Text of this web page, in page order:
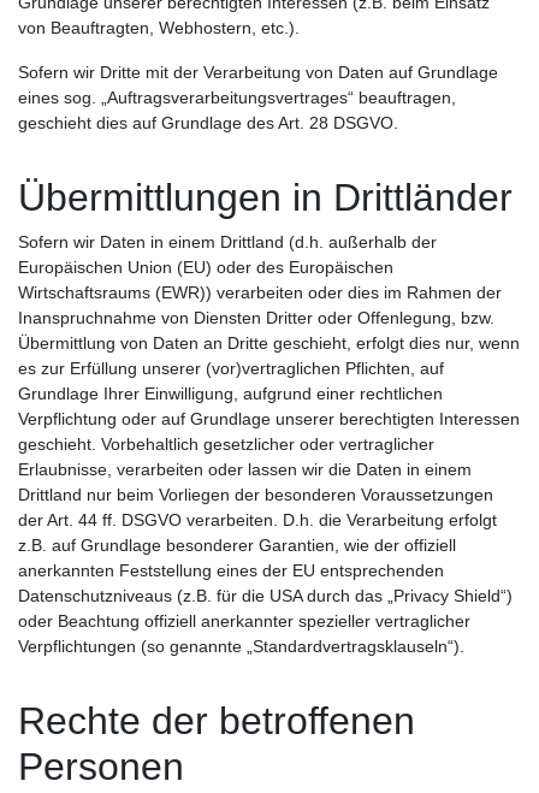
von Beauftragten, Webhostern, etc.).
Sofern wir Dritte mit der Verarbeitung von Daten auf Grundlage
eines sog. „Auftragsverarbeitungsvertrages“ beauftragen,
geschieht dies auf Grundlage des Art. 28 DSGVO.
Übermittlungen in Drittländer
Sofern wir Daten in einem Drittland (d.h. außerhalb der
Europäischen Union (EU) oder des Europäischen
Wirtschaftsraums (EWR)) verarbeiten oder dies im Rahmen der
Inanspruchnahme von Diensten Dritter oder Offenlegung, bzw.
Übermittlung von Daten an Dritte geschieht, erfolgt dies nur, wenn
es zur Erfüllung unserer (vor)vertraglichen Pflichten, auf
Grundlage Ihrer Einwilligung, aufgrund einer rechtlichen
Verpflichtung oder auf Grundlage unserer berechtigten Interessen
geschieht. Vorbehaltlich gesetzlicher oder vertraglicher
Erlaubnisse, verarbeiten oder lassen wir die Daten in einem
Drittland nur beim Vorliegen der besonderen Voraussetzungen
der Art. 44 ff. DSGVO verarbeiten. D.h. die Verarbeitung erfolgt
z.B. auf Grundlage besonderer Garantien, wie der offiziell
anerkannten Feststellung eines der EU entsprechenden
Datenschutzniveaus (z.B. für die USA durch das „Privacy Shield“)
oder Beachtung offiziell anerkannter spezieller vertraglicher
Verpflichtungen (so genannte „Standardvertragsklauseln“).
Rechte der betroffenen
Personen